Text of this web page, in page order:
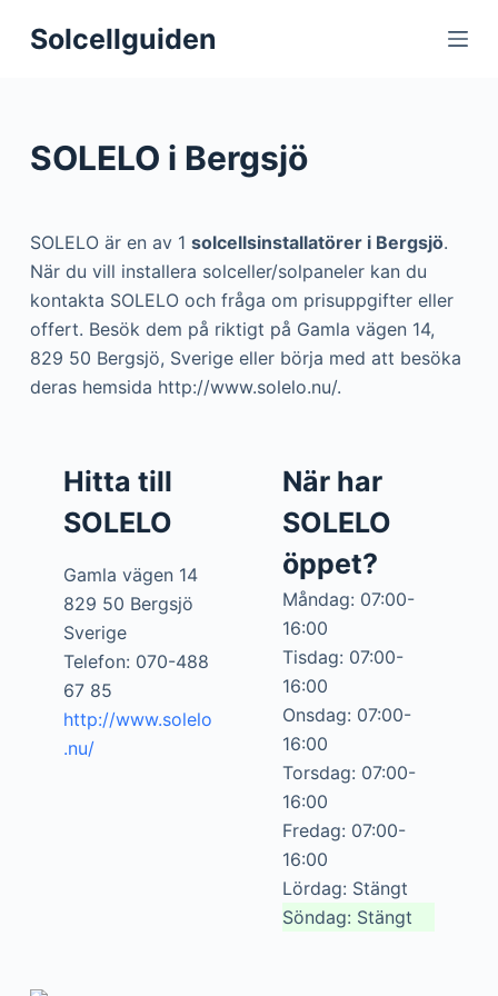
S
o
Solcellguiden
SOLELO i Bergsjö
SOLELO är en av 1 solcellsinstallatörer i Bergsjö.
När du vill installera solceller/solpaneler kan du
kontakta SOLELO och fråga om prisuppgifter eller
offert. Besök dem på riktigt på Gamla vägen 14,
829 50 Bergsjö, Sverige eller börja med att besöka
deras hemsida http://www.solelo.nu/.
Hitta till
SOLELO
Gamla vägen 14
829 50 Bergsjö
Sverige
Telefon: 070-488
67 85
http://www.solelo
.nu/
När har
SOLELO
öppet?
Måndag: 07:00-
16:00
Tisdag: 07:00-
16:00
Onsdag: 07:00-
16:00
Torsdag: 07:00-
16:00
Fredag: 07:00-
16:00
Lördag: Stängt
Söndag: Stängt